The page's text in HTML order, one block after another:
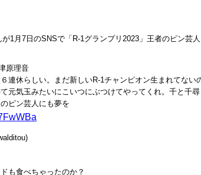
1月7日のSNSで「R-1グランプリ2023」王者のピン芸
原理音
連休らしい。まだ新しいR-1チャンピオン生まれてない
元気玉みたいにこいつにぶつけてやってくれ。千と千
ピン芸人にも夢を
も食べちゃったのか？